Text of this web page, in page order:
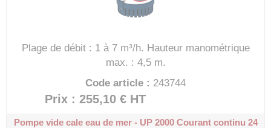
Plage de débit : 1 à 7 m³/h. Hauteur manométrique
max. : 4,5 m.
Code article : 243744
Prix : 255,10 € HT
Pompe vide cale eau de mer - UP 2000Courant continu 24